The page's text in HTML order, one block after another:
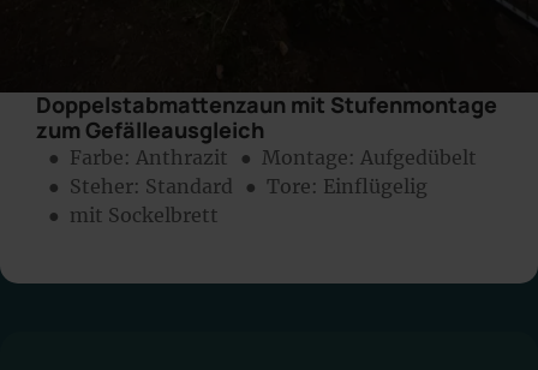
Doppelstabmattenzaun mit Stufenmontage
zum Gefälleausgleich
● Farbe: Anthrazit ● Montage: Aufgedübelt
● Steher: Standard
● Tore: Einflügelig
● mit Sockelbrett